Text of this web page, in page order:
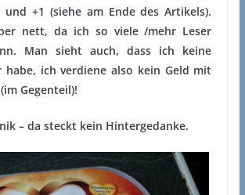
+1 (siehe am Ende des Artikels).
nett, da ich so viele /mehr Leser
Man sieht auch, dass ich keine
habe, ich verdiene also kein Geld mit
Gegenteil)!
– da steckt kein Hintergedanke.